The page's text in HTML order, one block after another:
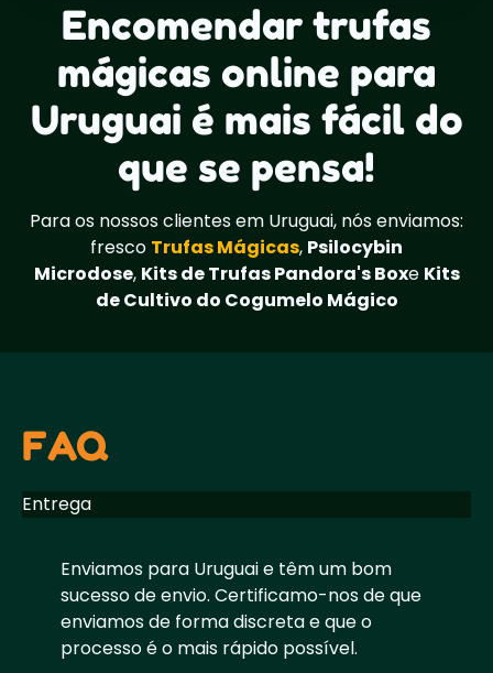
Encomendar trufas
mágicas online para
Uruguai é mais fácil do
que se pensa!
Para os nossos clientes em Uruguai, nós enviamos:
fresco Trufas Mágicas, Psilocybin
Microdose, Kits de Trufas Pandora's Boxe Kits
de Cultivo do Cogumelo Mágico
FAQ
Entrega
Enviamos para Uruguai e têm um bom
sucesso de envio. Certificamo-nos de que
enviamos de forma discreta e que o
processo é o mais rápido possível.